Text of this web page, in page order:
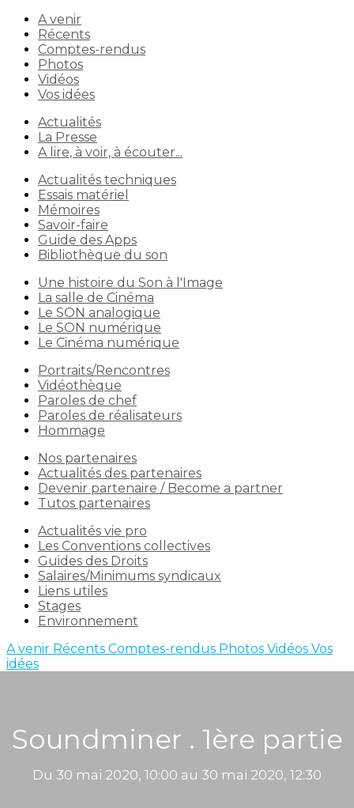
A venir
Récents
Comptes-rendus
Photos
Vidéos
Vos idées
Actualités
La Presse
A lire, à voir, à écouter...
Actualités techniques
Essais matériel
Mémoires
Savoir-faire
Guide des Apps
Bibliothèque du son
Une histoire du Son à l'Image
La salle de Cinéma
Le SON analogique
Le SON numérique
Le Cinéma numérique
Portraits/Rencontres
Vidéothèque
Paroles de chef
Paroles de réalisateurs
Hommage
Nos partenaires
Actualités des partenaires
Devenir partenaire / Become a partner
Tutos partenaires
Actualités vie pro
Les Conventions collectives
Guides des Droits
Salaires/Minimums syndicaux
Liens utiles
Stages
Environnement
A venir Récents Comptes-rendus Photos Vidéos Vos
idées
Soundminer . 1ère partie
Du 30 mai 2020, 10:00 au 30 mai 2020, 12:30